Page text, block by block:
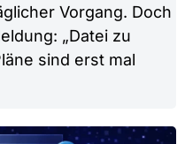
Vorgang. Doch
„Datei zu
sind erst mal